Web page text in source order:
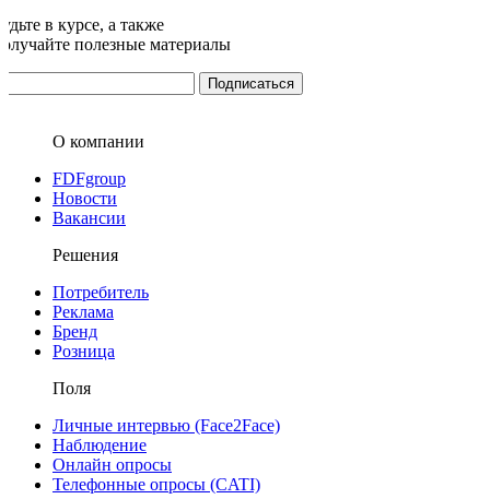
в курсе, а также
полезные материалы
О компании
FDFgroup
Новости
Вакансии
Решения
Потребитель
Реклама
Бренд
Розница
Поля
Личные интервью (Face2Face)
Наблюдение
Онлайн опросы
Телефонные опросы (CATI)